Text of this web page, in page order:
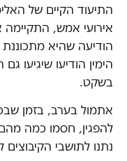
התיעוד הקיים של
אירועי אמש,
הודיעה שהיא מתכוננת
הימין הודיעו שיגיעו
בשקט.
אתמול בערב, בזמן
להפגין, חסמו כמה
נתנו לתושבי הקיבוצים